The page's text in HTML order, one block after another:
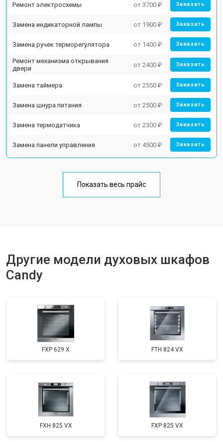
Ремонт электросхемы от 3700 ₽ Заказать
Замена индикаторной лампы от 1900 ₽ Заказать
Замена ручек терморегулятора от 1400 ₽ Заказать
Ремонт механизма открывания
двери
от 2400 ₽ Заказать
Замена таймера от 2550 ₽ Заказать
Замена шнура питания от 2500 ₽ Заказать
Замена термодатчика от 2300 ₽ Заказать
Замена панели управления от 4500 ₽ Заказать
Показать весь прайс
Другие модели духовых шкафов
Candy
FXP 629 X FTH 824 VX
FXH 825 VX FXP 825 VX